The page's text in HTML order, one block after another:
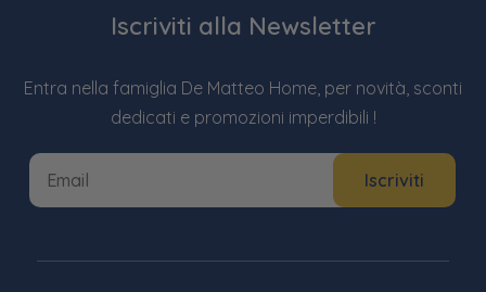
Iscriviti alla Newsletter
Entra nella famiglia De Matteo Home, per novità, sconti
dedicati e promozioni imperdibili !